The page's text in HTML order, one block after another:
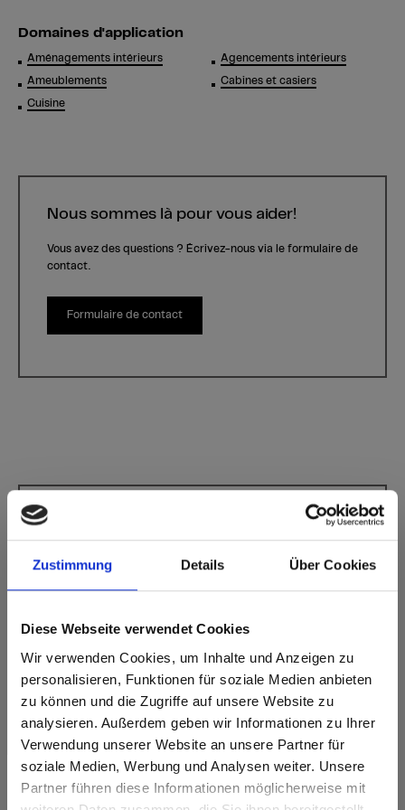
Zustimmung Details Über Cookies
Diese Webseite verwendet Cookies
Wir verwenden Cookies, um Inhalte und Anzeigen zu
personalisieren, Funktionen für soziale Medien anbieten
zu können und die Zugriffe auf unsere Website zu
analysieren. Außerdem geben wir Informationen zu Ihrer
Verwendung unserer Website an unsere Partner für
soziale Medien, Werbung und Analysen weiter. Unsere
Partner führen diese Informationen möglicherweise mit
Are you based in the États-Unis?
Domaines d'application
Aménagements intérieurs
Ameublements
Cuisine
Agencements intérieurs
Cabines et casiers
Nous sommes là pour vous aider!
Vous avez des questions ? Écrivez-nous via le formulaire de
contact.
Formulaire de contact
Star Favorit P3 E05 0742 Pebble Grey FH Fin
martelé
Ce décor ne présente pas de sens de fil.
Code CMJN le plus proche: 0-2-15-7
Caractéristiques du produit
Facile à nettoyer Résistant aux chocs